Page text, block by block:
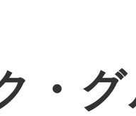
・
ットに